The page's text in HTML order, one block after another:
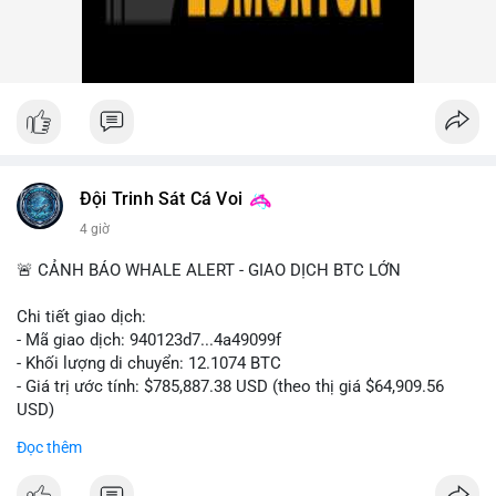
nhiều giao dịch lớn (từ 4 BTC đến 210 BTC) trong ngày, ưu tiên
Xem chi tiết các bài viết đầy đủ tại dòng thời gian của Vlike.vn!
#ofacsanctions
Đội Trinh Sát Cá Voi
4 giờ
🚨 CẢNH BÁO WHALE ALERT - GIAO DỊCH BTC LỚN
Chi tiết giao dịch:
- Mã giao dịch: 940123d7...4a49099f
- Khối lượng di chuyển: 12.1074 BTC
- Giá trị ước tính: $785,887.38 USD (theo thị giá $64,909.56
USD)
Đọc thêm